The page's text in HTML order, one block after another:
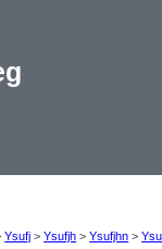
Ysufj >Ysufjh >Ysufjhn >